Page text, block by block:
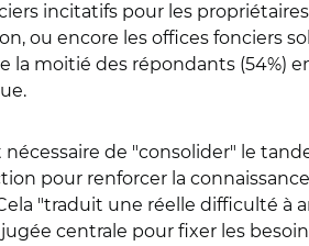
incitatifs pour les
ou encore les offices fonciers
la moitié des répondants (54%)
de "consolider" le
pour renforcer la
"traduit une réelle difficulté à
centrale pour fixer les